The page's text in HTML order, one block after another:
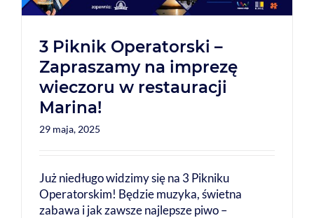
3 Piknik Operatorski –
Zapraszamy na imprezę
wieczoru w restauracji
Marina!
29 maja, 2025
Już niedługo widzimy się na 3 Pikniku
Operatorskim! Będzie muzyka, świetna
zabawa i jak zawsze najlepsze piwo –